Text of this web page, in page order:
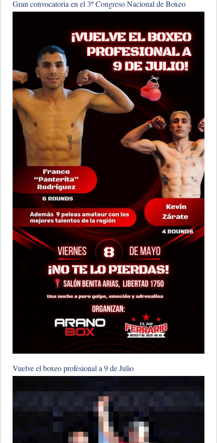
Gran convocatoria en el 3º Congreso Nacional de Boxeo
Vuelve el boxeo profesional a 9 de Julio